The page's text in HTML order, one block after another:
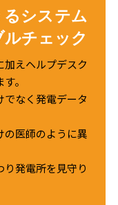
システム
チェック
えヘルプデスク
。
なく発電データ
の医師のように異
発電所を見守り